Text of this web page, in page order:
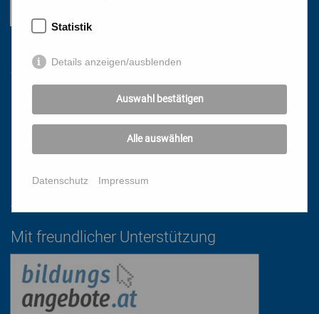
Links
IMPRESSUM
AGB
Mit freundlicher Unterstützung
Statistik
Details anzeigen/ausblenden
Auswahl bestätigen
Alle auswählen
Datenschutz Impressum